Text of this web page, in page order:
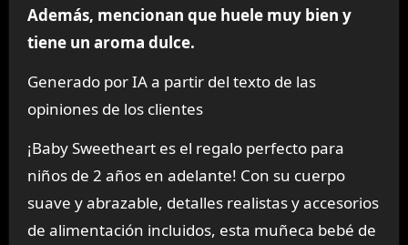
Además, mencionan que huele muy bien y
tiene un aroma dulce.
Generado por IA a partir del texto de las
opiniones de los clientes
¡Baby Sweetheart es el regalo perfecto para
niños de 2 años en adelante! Con su cuerpo
suave y abrazable, detalles realistas y accesorios
de alimentación incluidos, esta muñeca bebé de